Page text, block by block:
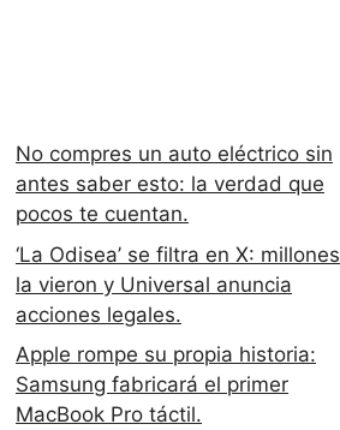
No compres un auto eléctrico sin
antes saber esto: la verdad que
pocos te cuentan.
‘La Odisea’ se filtra en X: millones
la vieron y Universal anuncia
acciones legales.
Apple rompe su propia historia:
Samsung fabricará el primer
MacBook Pro táctil.